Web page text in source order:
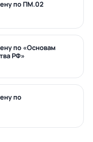
по ПМ.02
по «Основам
РФ»
по